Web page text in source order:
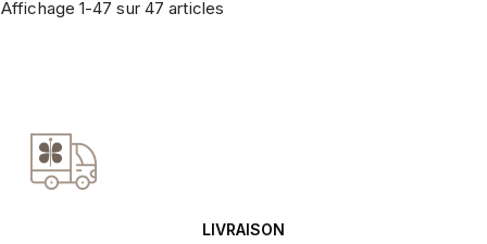
Affichage 1-47 sur 47 articles
LIVRAISON